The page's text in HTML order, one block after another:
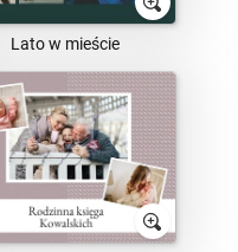
Lato w mieście